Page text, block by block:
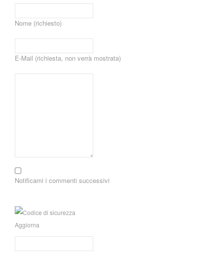
Nome (richiesto)
E-Mail (richiesta, non verrà mostrata)
Notificami i commenti successivi
Aggiorna